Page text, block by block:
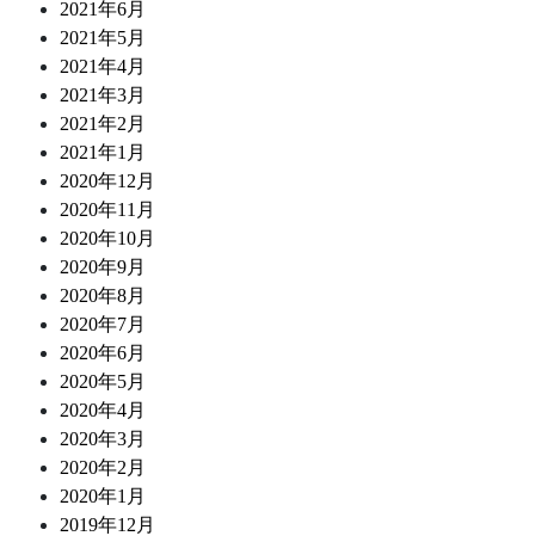
2021年6月
2021年5月
2021年4月
2021年3月
2021年2月
2021年1月
2020年12月
2020年11月
2020年10月
2020年9月
2020年8月
2020年7月
2020年6月
2020年5月
2020年4月
2020年3月
2020年2月
2020年1月
2019年12月